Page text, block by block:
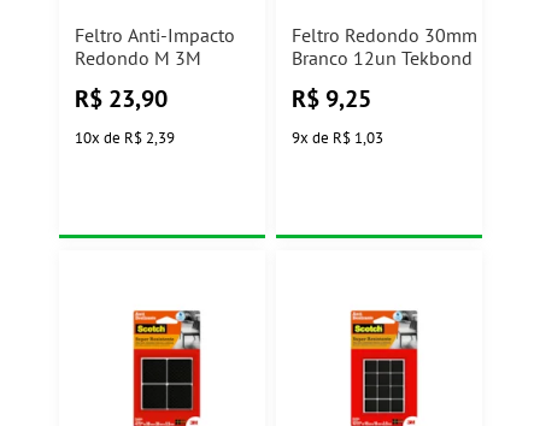
Feltro Anti-Impacto
Redondo M 3M
R$ 23,90
10x de R$ 2,39
Feltro Redondo 30mm
Branco 12un Tekbond
R$ 9,25
9x de R$ 1,03